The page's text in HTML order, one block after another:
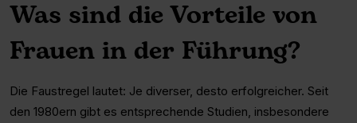
Was sind die Vorteile von
Frauen in der Führung?
Die Faustregel lautet: Je diverser, desto erfolgreicher. Seit
den 1980ern gibt es entsprechende Studien, insbesondere